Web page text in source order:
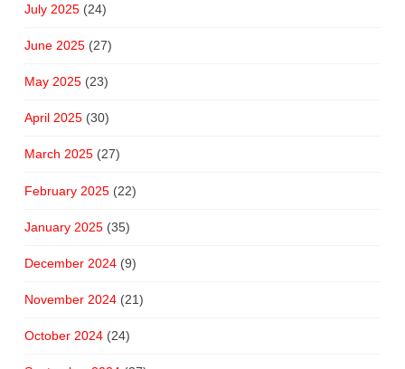
July 2025(24)
June 2025(27)
May 2025(23)
April 2025(30)
March 2025(27)
February 2025(22)
January 2025(35)
December 2024(9)
November 2024(21)
October 2024(24)